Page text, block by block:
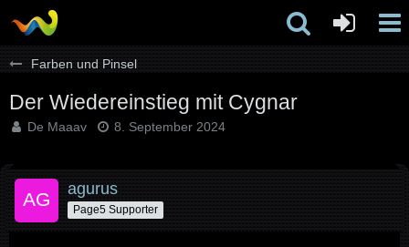
Farben und Pinsel
Der Wiedereinstieg mit Cygnar
De Maaav 8. September 2024
agurus
Page5 Supporter